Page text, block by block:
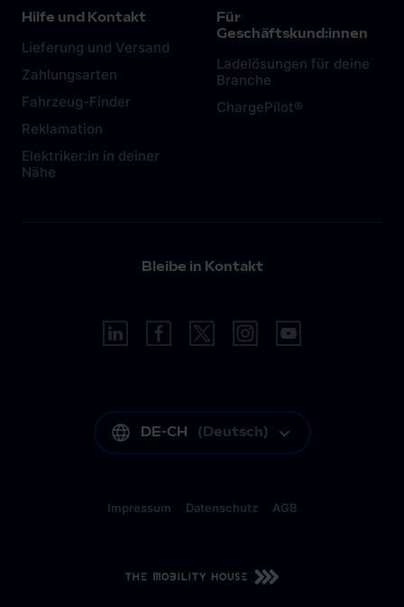
Hilfe und Kontakt
Lieferung und Versand
Zahlungsarten
Fahrzeug-Finder
Reklamation
Elektriker:in in deiner
Nähe
Für
Geschäftskund:innen
Ladelösungen für deine
Branche
ChargePilot®
Bleibe in Kontakt
DE-CH (Deutsch)
Impressum Datenschutz AGB